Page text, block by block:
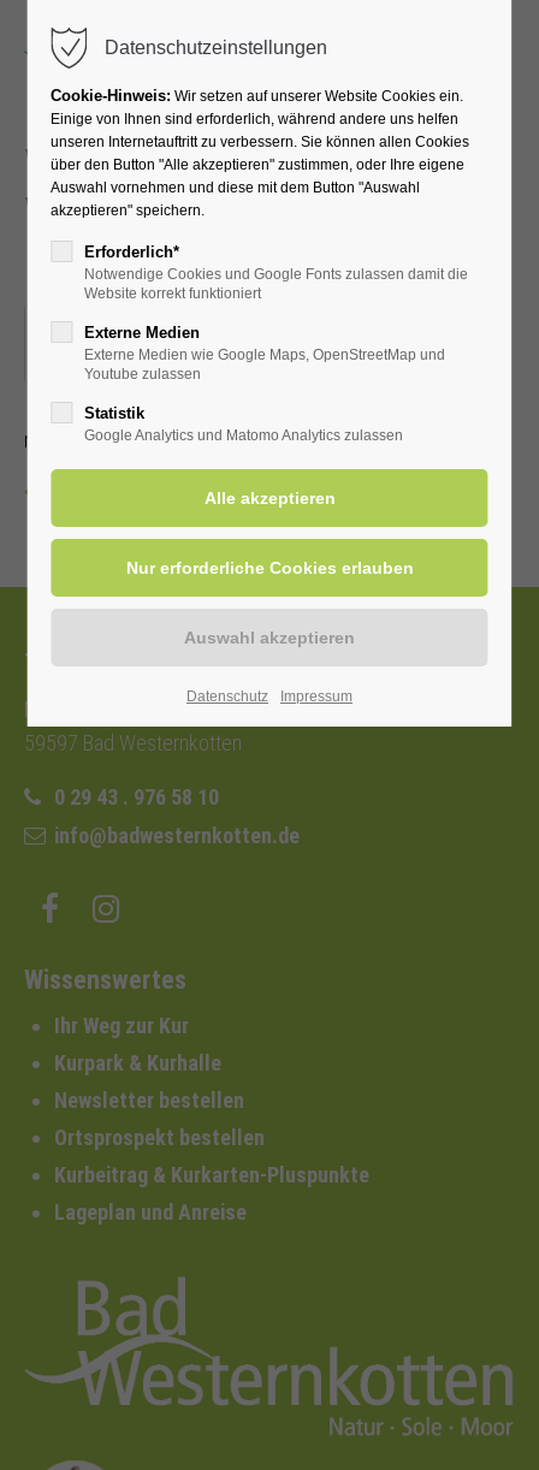
Walking und Nordic-
Walking für
Fortgeschrittene
22.07.2025, 09:00
ORT: EI
mit dem LTV Aktiv Bad Westernkotten
Tourist-Information
Nordstraße 2b
59597 Bad Westernkotten
0 29 43 . 976 58 10
info@badwesternkotten.de
Wissenswertes
Ihr Weg zur Kur
Kurpark & Kurhalle
Newsletter bestellen
Ortsprospekt bestellen
Kurbeitrag & Kurkarten-Pluspunkte
Lageplan und Anreise
Datenschutzeinstellungen
Cookie-Hinweis: Wir setzen auf unserer Website Cookies ein.
Einige von Ihnen sind erforderlich, während andere uns helfen
unseren Internetauftritt zu verbessern. Sie können allen Cookies
über den Button "Alle akzeptieren" zustimmen, oder Ihre eigene
Auswahl vornehmen und diese mit dem Button "Auswahl
akzeptieren" speichern.
Erforderlich*
Notwendige Cookies und Google Fonts zulassen damit die
Website korrekt funktioniert
Externe Medien
Externe Medien wie Google Maps, OpenStreetMap und
Youtube zulassen
Statistik
Google Analytics und Matomo Analytics zulassen
Datenschutz Impressum